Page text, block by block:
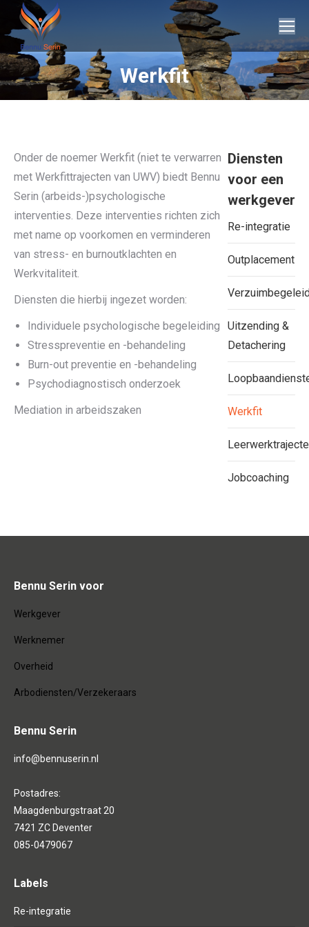
Werkfit
Je bent hier:
Onder de noemer Werkfit (niet te verwarren
met Werkfittrajecten van UWV) biedt Bennu
Serin (arbeids-)psychologische
interventies. Deze interventies richten zich
met name op voorkomen en verminderen
van stress- en burnoutklachten en
Werkvitaliteit.
Diensten die hierbij ingezet worden:
Individuele psychologische begeleiding
Stresspreventie en -behandeling
Burn-out preventie en -behandeling
Psychodiagnostisch onderzoek
Mediation in arbeidszaken
Diensten
voor een
werkgever
Re-integratie
Outplacement
Uitzending &
Detachering
Werkfit
Jobcoaching
Bennu Serin voor
Werkgever
Werknemer
Overheid
Arbodiensten/Verzekeraars
Bennu Serin
info@bennuserin.nl
Postadres:
Maagdenburgstraat 20
7421 ZC Deventer
085-0479067
Labels
Re-integratie